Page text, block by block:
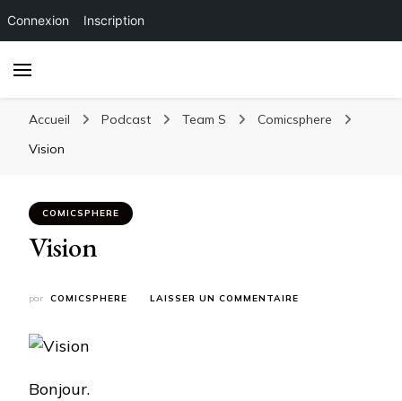
Connexion Inscription
Accueil Podcast Team S
Comicsphere
Vision
COMICSPHERE
Vision
par COMICSPHERE LAISSER UN COMMENTAIRE
Bonjour.